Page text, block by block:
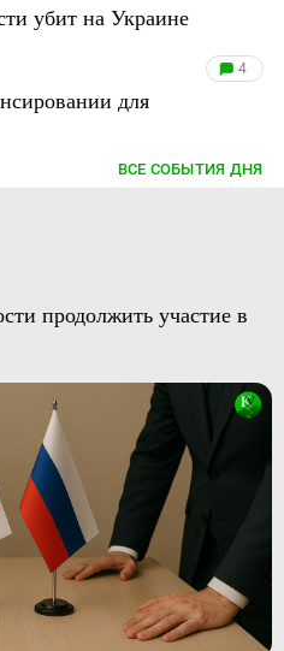
убит на Украине
4
для
ВСЕ СОБЫТИЯ ДНЯ
продолжить участие в